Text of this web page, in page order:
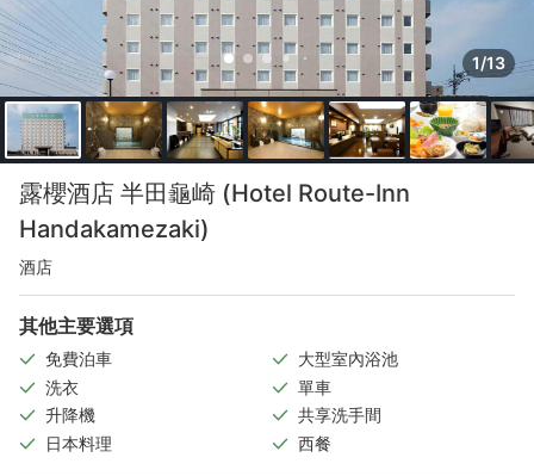
1/13
露櫻酒店 半田龜崎 (Hotel Route-Inn
Handakamezaki)
酒店
其他主要選項
免費泊車
大型室內浴池
洗衣
單車
升降機
共享洗手間
日本料理
西餐